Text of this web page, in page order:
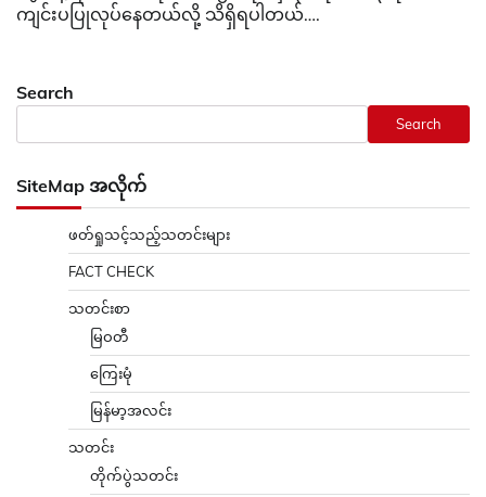
ကျင်းပပြုလုပ်နေတယ်လို့ သိရှိရပါတယ်….
Search
Search
SiteMap အလိုက်
ဖတ်ရှုသင့်သည့်သတင်းများ
FACT CHECK
သတင်းစာ
မြဝတီ
ကြေးမုံ
မြန်မာ့အလင်း
သတင်း
တိုက်ပွဲသတင်း